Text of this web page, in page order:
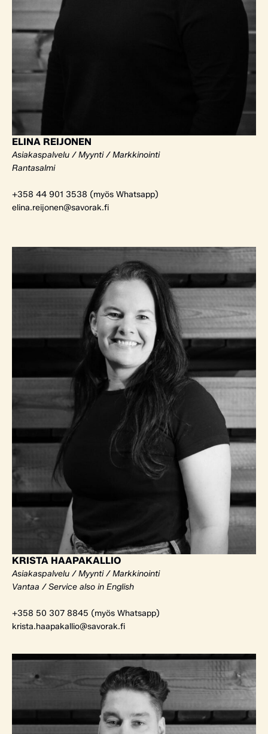
ELINA REIJONEN
Asiakaspalvelu / Myynti / Markkinointi
Rantasalmi
+358 44 901 3538 (myös Whatsapp)
elina.reijonen@savorak.fi
KRISTA HAAPAKALLIO
Asiakaspalvelu / Myynti / Markkinointi
Vantaa / Service also in English
+358 50 307 8845 (myös Whatsapp)
krista.haapakallio@savorak.fi